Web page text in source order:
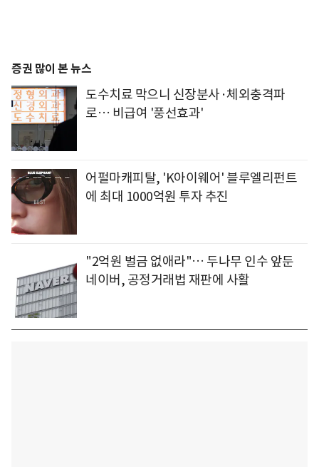
증권 많이 본 뉴스
도수치료 막으니 신장분사·체외충격파
로… 비급여 '풍선효과'
어펄마캐피탈, 'K아이웨어' 블루엘리펀트
에 최대 1000억원 투자 추진
"2억원 벌금 없애라"… 두나무 인수 앞둔
네이버, 공정거래법 재판에 사활